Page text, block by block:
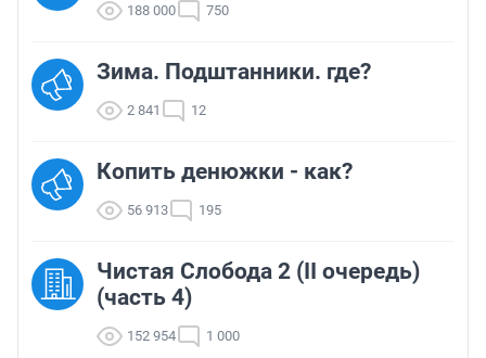
188 000 750
Зима. Подштанники. где?
2 841 12
Копить денюжки - как?
56 913 195
Чистая Слобода 2 (II очередь)
(часть 4)
152 954 1 000